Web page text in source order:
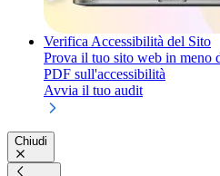
Verifica Accessibilità del Sito
Prova il tuo sito web in meno
PDF sull'accessibilità
Avvia il tuo audit
Chiudi